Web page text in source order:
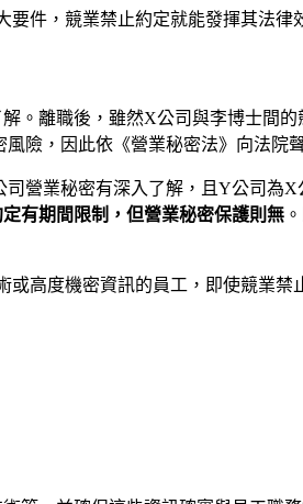
件，競業禁止約定就能發揮其法
。離職後，雖然X公司與李博士間
險，因此依《營業秘密法》向法院
營業秘密有深入了解，且Y公司為
有期間限制，但營業秘密保護則無
高度機密資訊的員工，即使競業